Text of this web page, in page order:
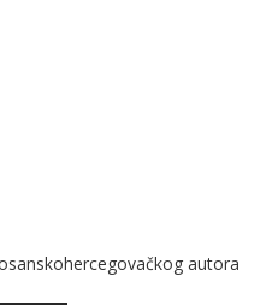
autora